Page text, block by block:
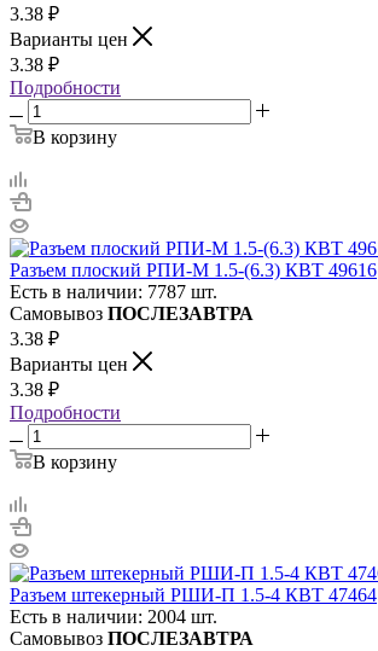
3.38 ₽
Варианты цен
3.38 ₽
Подробности
В корзину
Разъем плоский РПИ-М 1.5-(6.3) КВТ 49616
Есть в наличии: 7787 шт.
Самовывоз ПОСЛЕЗАВТРА
3.38 ₽
Варианты цен
3.38 ₽
Подробности
В корзину
Разъем штекерный РШИ-П 1.5-4 КВТ 47464
Есть в наличии: 2004 шт.
Самовывоз ПОСЛЕЗАВТРА